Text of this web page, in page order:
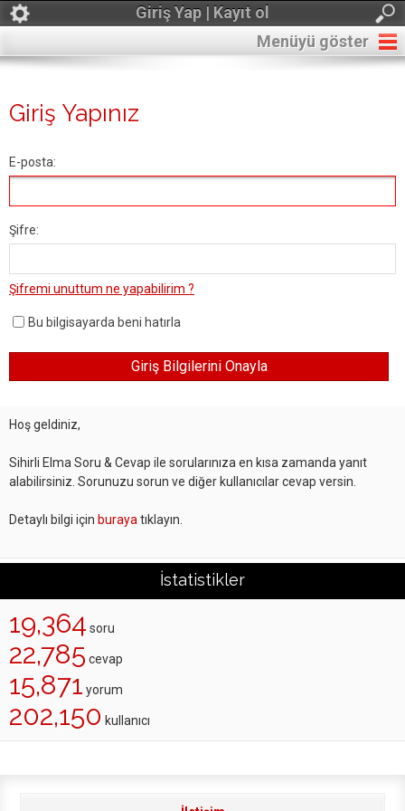
Giriş Yap | Kayıt ol
Menüyü göster
Giriş Yapınız
E-posta:
Şifre:
Şifremi unuttum ne yapabilirim ?
Bu bilgisayarda beni hatırla
Hoş geldiniz,
Sihirli Elma Soru & Cevap ile sorularınıza en kısa zamanda yanıt
alabilirsiniz. Sorunuzu sorun ve diğer kullanıcılar cevap versin.
Detaylı bilgi için buraya tıklayın.
İstatistikler
19,364 soru
22,785 cevap
15,871 yorum
202,150 kullanıcı